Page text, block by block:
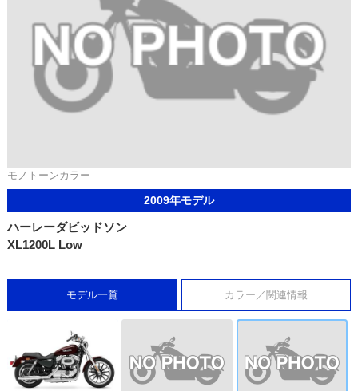
モノトーンカラー
2009年モデル
ハーレーダビッドソン
XL1200L Low
モデル一覧 カラー／関連情報